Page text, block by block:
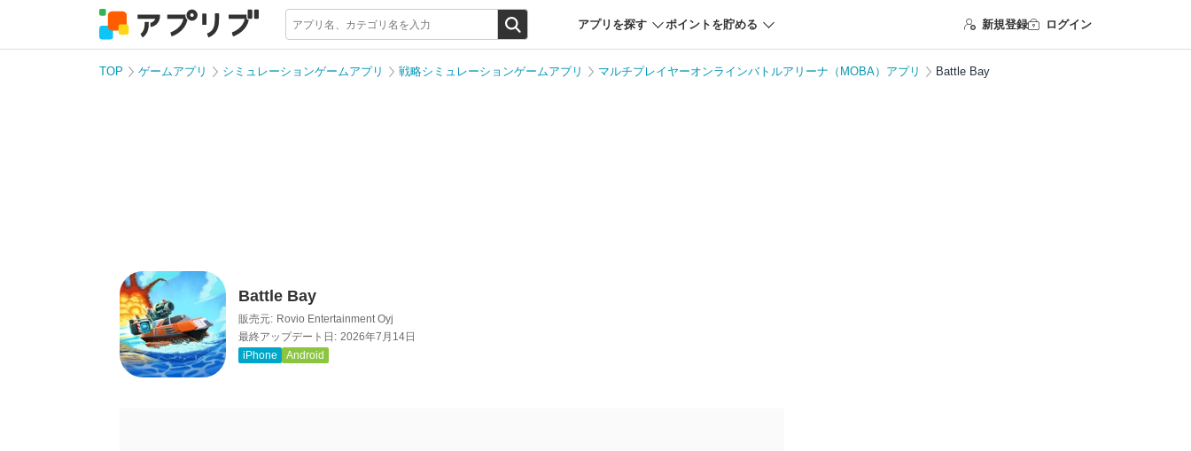
アプリを探す ポイントを貯める 新規登録 ログイン
TOP ゲームアプリ シミュレーションゲームアプリ 戦略シミュレーションゲームアプリ マルチプレイヤーオンラインバトルアリーナ（MOBA）アプリ Battle Bay
Battle Bay
販売元: Rovio Entertainment Oyj
最終アップデート日: 2026年7月14日
iPhone
Android